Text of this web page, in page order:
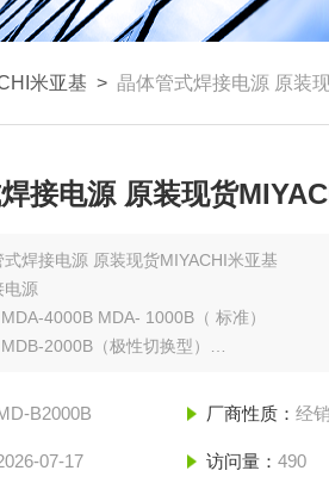
米亚基 > 晶体管式焊接电源 原装
接电源 原装现货
式焊接电源 原装现货MIYACHI米亚基
电源
4000B MDA- 1000B（ 标准）
2000B（极性切换型）
B2000B 厂商性质： 经
07-17 访问量： 490